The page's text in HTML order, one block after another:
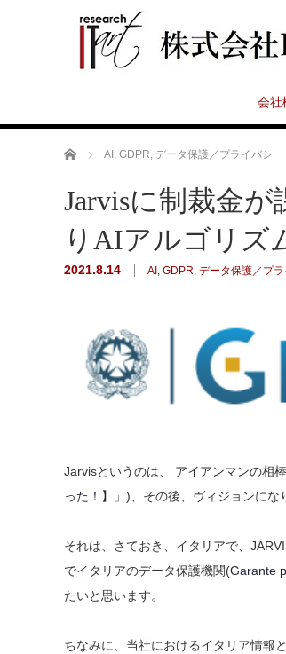
会社
ホーム AI , GDPR, データ保護／プライバシ
Jarvisに制裁金
りAIアルゴリズ
2021.8.14 AI , GDPR, データ保護／プラ
Jarvisというのは、 アイアンマンの相
った！】」 )、その後、ヴィジョンにな
それは、さておき、イタリアで、
でイタリアのデータ保護機関(Garante
たいと思います。
ちなみに、当社におけるイタリア情報と